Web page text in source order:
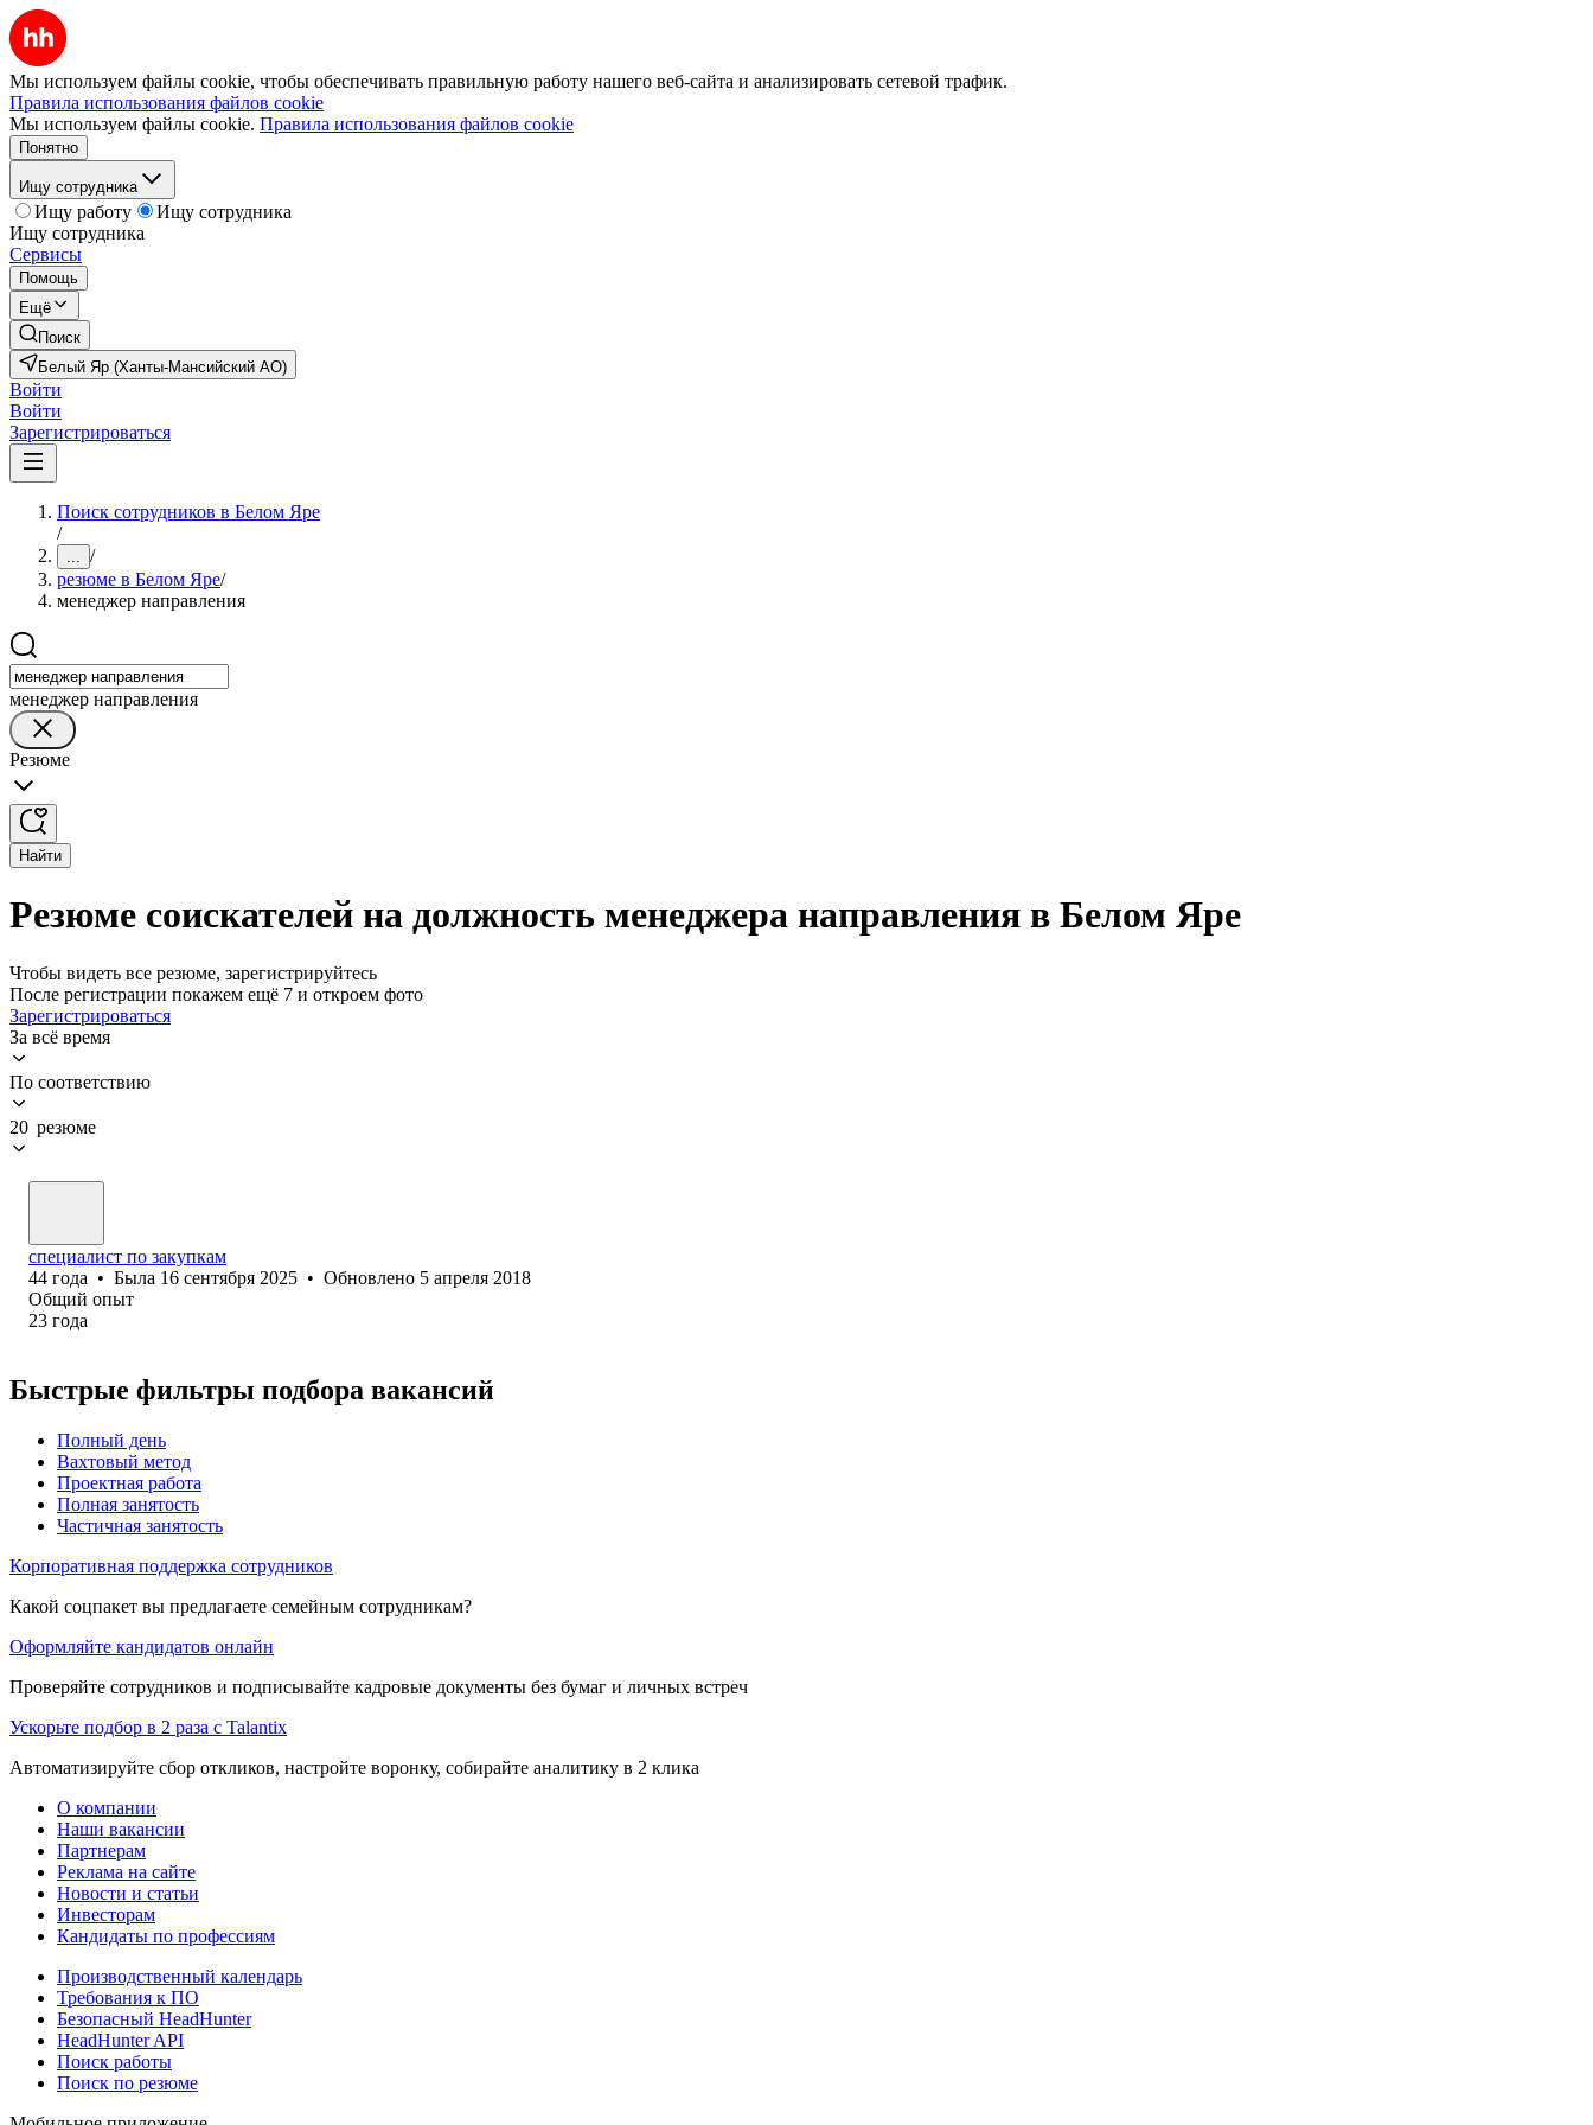
Мы используем файлы cookie, чтобы обеспечивать правильную работу нашего веб-сайта и анализировать сетевой трафик.
Правила использования файлов cookie
Мы используем файлы cookie. Правила использования файлов cookie
Понятно
Ищу сотрудника
Ищу работу
Ищу сотрудника
Ищу сотрудника
Сервисы
Помощь
Ещё
Поиск
Белый Яр (Ханты-Мансийский АО)
Войти
Войти
Зарегистрироваться
Поиск сотрудников в Белом Яре
/
... /
резюме в Белом Яре/
менеджер направления
менеджер направления
Резюме
Найти
Резюме соискателей на должность менеджера направления в Белом Яре
Чтобы видеть все резюме, зарегистрируйтесь
После регистрации покажем ещё 7 и откроем фото
Зарегистрироваться
За всё время
По соответствию
20 резюме
специалист по закупкам
44 года • Была 16 сентября 2025 • Обновлено 5 апреля 2018
Общий опыт
23 года
Быстрые фильтры подбора вакансий
Полный день
Вахтовый метод
Проектная работа
Полная занятость
Частичная занятость
Корпоративная поддержка сотрудников
Какой соцпакет вы предлагаете семейным сотрудникам?
Оформляйте кандидатов онлайн
Проверяйте сотрудников и подписывайте кадровые документы без бумаг и личных встреч
Ускорьте подбор в 2 раза с Talantix
Автоматизируйте сбор откликов, настройте воронку, собирайте аналитику в 2 клика
О компании
Наши вакансии
Партнерам
Реклама на сайте
Новости и статьи
Инвесторам
Кандидаты по профессиям
Производственный календарь
Требования к ПО
Безопасный HeadHunter
HeadHunter API
Поиск работы
Поиск по резюме